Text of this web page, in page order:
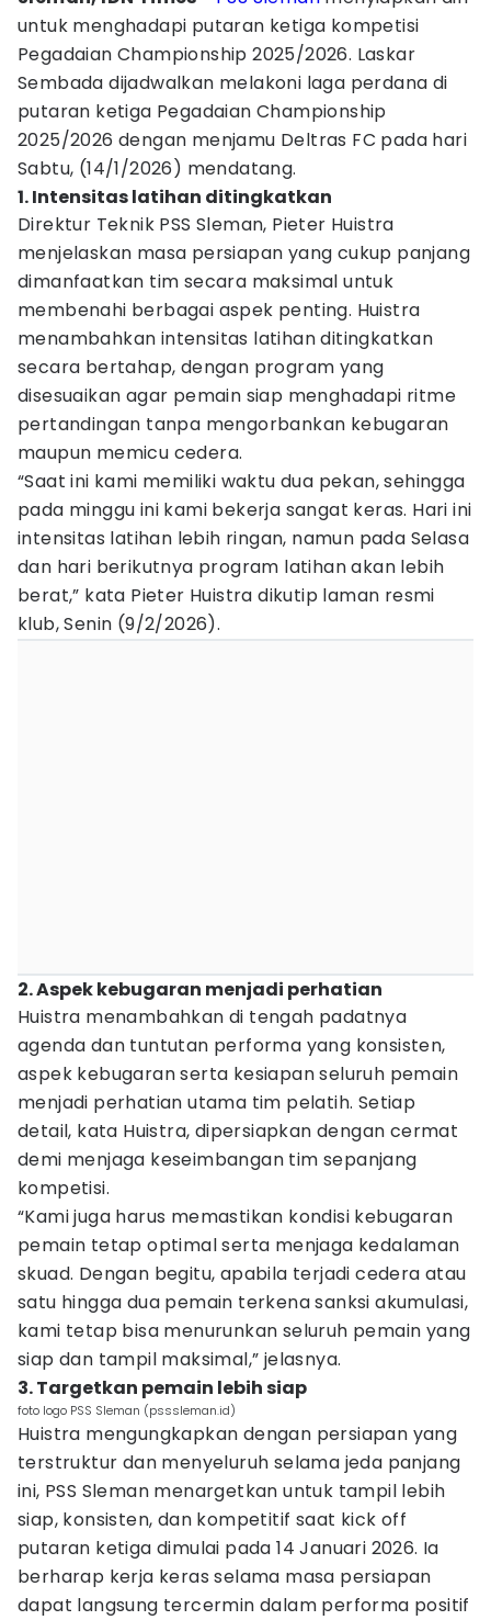
untuk menghadapi putaran ketiga kompetisi
Pegadaian Championship 2025/2026. Laskar
Sembada dijadwalkan melakoni laga perdana di
putaran ketiga Pegadaian Championship
2025/2026 dengan menjamu Deltras FC pada hari
Sabtu, (14/1/2026) mendatang.
1. Intensitas latihan ditingkatkan
Direktur Teknik PSS Sleman, Pieter Huistra
menjelaskan masa persiapan yang cukup panjang
dimanfaatkan tim secara maksimal untuk
membenahi berbagai aspek penting. Huistra
menambahkan intensitas latihan ditingkatkan
secara bertahap, dengan program yang
disesuaikan agar pemain siap menghadapi ritme
pertandingan tanpa mengorbankan kebugaran
maupun memicu cedera.
“Saat ini kami memiliki waktu dua pekan, sehingga
pada minggu ini kami bekerja sangat keras. Hari ini
intensitas latihan lebih ringan, namun pada Selasa
dan hari berikutnya program latihan akan lebih
berat,” kata Pieter Huistra dikutip laman resmi
klub, Senin (9/2/2026).
2. Aspek kebugaran menjadi perhatian
Huistra menambahkan di tengah padatnya
agenda dan tuntutan performa yang konsisten,
aspek kebugaran serta kesiapan seluruh pemain
menjadi perhatian utama tim pelatih. Setiap
detail, kata Huistra, dipersiapkan dengan cermat
demi menjaga keseimbangan tim sepanjang
kompetisi.
“Kami juga harus memastikan kondisi kebugaran
pemain tetap optimal serta menjaga kedalaman
skuad. Dengan begitu, apabila terjadi cedera atau
satu hingga dua pemain terkena sanksi akumulasi,
kami tetap bisa menurunkan seluruh pemain yang
siap dan tampil maksimal,” jelasnya.
3. Targetkan pemain lebih siap
foto logo PSS Sleman (psssleman.id)
Huistra mengungkapkan dengan persiapan yang
terstruktur dan menyeluruh selama jeda panjang
ini, PSS Sleman menargetkan untuk tampil lebih
siap, konsisten, dan kompetitif saat kick off
putaran ketiga dimulai pada 14 Januari 2026. Ia
berharap kerja keras selama masa persiapan
dapat langsung tercermin dalam performa positif